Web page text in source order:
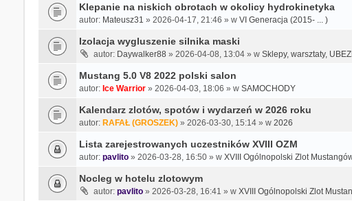
Klepanie na niskich obrotach w okolicy hydrokinetyka
autor: Mateusz31 » 2026-04-17, 21:46 » w VI Generacja (2015- ... )
Izolacja wygluszenie silnika maski
autor: Daywalker88 » 2026-04-08, 13:04 » w Sklepy, warsztaty,
Mustang 5.0 V8 2022 polski salon
autor: Ice Warrior» 2026-04-03, 18:06 » w SAMOCHODY
Kalendarz zlotów, spotów i wydarzeń w 2026 roku
autor: RAFAŁ (GROSZEK)» 2026-03-30, 15:14 » w 2026
Lista zarejestrowanych uczestników XVIII OZM
autor: pavlito» 2026-03-28, 16:50 » w XVIII Ogólnopolski Zlot
Nocleg w hotelu zlotowym
autor: pavlito» 2026-03-28, 16:41 » w XVIII Ogólnopolski Zlot